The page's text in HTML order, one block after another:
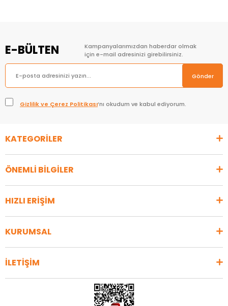
E-BÜLTEN
Kampanyalarımızdan haberdar olmak
için e-mail adresinizi girebilirsiniz.
Gönder
Gizlilik ve Çerez Politikası’nı okudum ve kabul ediyorum.
KATEGORİLER
ÖNEMLİ BİLGİLER
HIZLI ERİŞİM
KURUMSAL
İLETİŞİM